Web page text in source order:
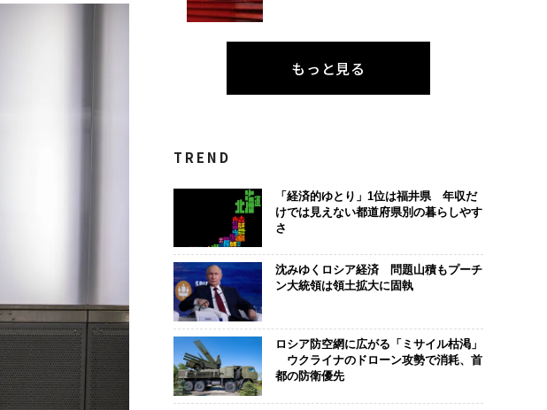
もっと見る
TREND
「経済的ゆとり」1位は福井県 年収だ
けでは見えない都道府県別の暮らしやす
さ
沈みゆくロシア経済 問題山積もプーチ
ン大統領は領土拡大に固執
ロシア防空網に広がる「ミサイル枯渇」
ウクライナのドローン攻勢で消耗、首
都の防衛優先